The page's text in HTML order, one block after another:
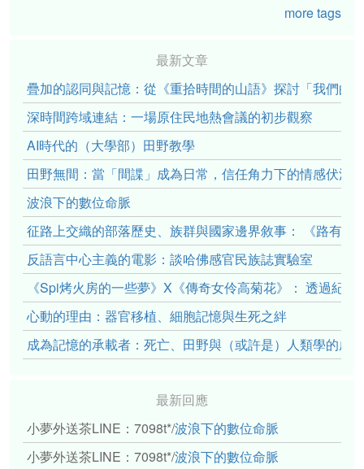
more tags
最新文章
疊加的認同與記憶：從《重拾時間的山語》探討「我們的
深時間跨域連結：一場原住民地熱會議的初步觀察
AI時代的（大學部）田野教學
田野無間：當「間諜」成為日常，信任角力下的情感伏流
波浪下的數位命脈
征路上交織的部落歷史、族群與國家邊界敘事： 《路有
反語言中心主義的電影：談哈佛感官民族誌實驗室
《Spi烤火房的一些夢》X《傳奇女伶高菊花》： 透過紀
心動的理由：器官移植、細胞記憶與生死之絆
成為記憶的承載者：死亡、田野與（或許是）人類學的成
最新回應
小夢外送茶LINE：7098t*/波浪下的數位命脈
小夢外送茶LINE：7098t*/波浪下的數位命脈